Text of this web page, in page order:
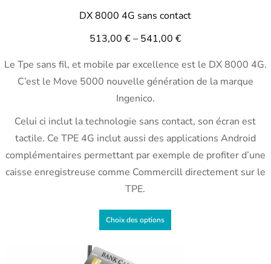
DX 8000 4G sans contact
513,00 €– 541,00 €
Le Tpe sans fil, et mobile par excellence est le DX 8000 4G.
C’est le Move 5000 nouvelle génération de la marque
Ingenico.
Celui ci inclut la technologie sans contact, son écran est
tactile. Ce TPE 4G inclut aussi des applications Android
complémentaires permettant par exemple de profiter d’une
caisse enregistreuse comme Commercill directement sur le
TPE.
Choix des options